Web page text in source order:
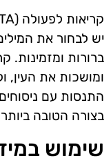
יש לבחור את
ברורות ומזמינות.
ומושכות את העין,
התנסות עם
בצורה הטובה
שימוש